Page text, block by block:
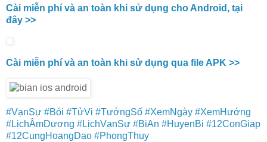
Cài miễn phí và an toàn khi sử dụng cho Android, tại
đây >>
Cài miễn phí và an toàn khi sử dụng qua file APK >>
#VạnSự #Bói #TửVi #TướngSố #XemNgày #XemHướng
#LịchÂmDương #LịchVạnSự #BiAn #HuyenBi #12ConGiap
#12CungHoangDao #PhongThuy